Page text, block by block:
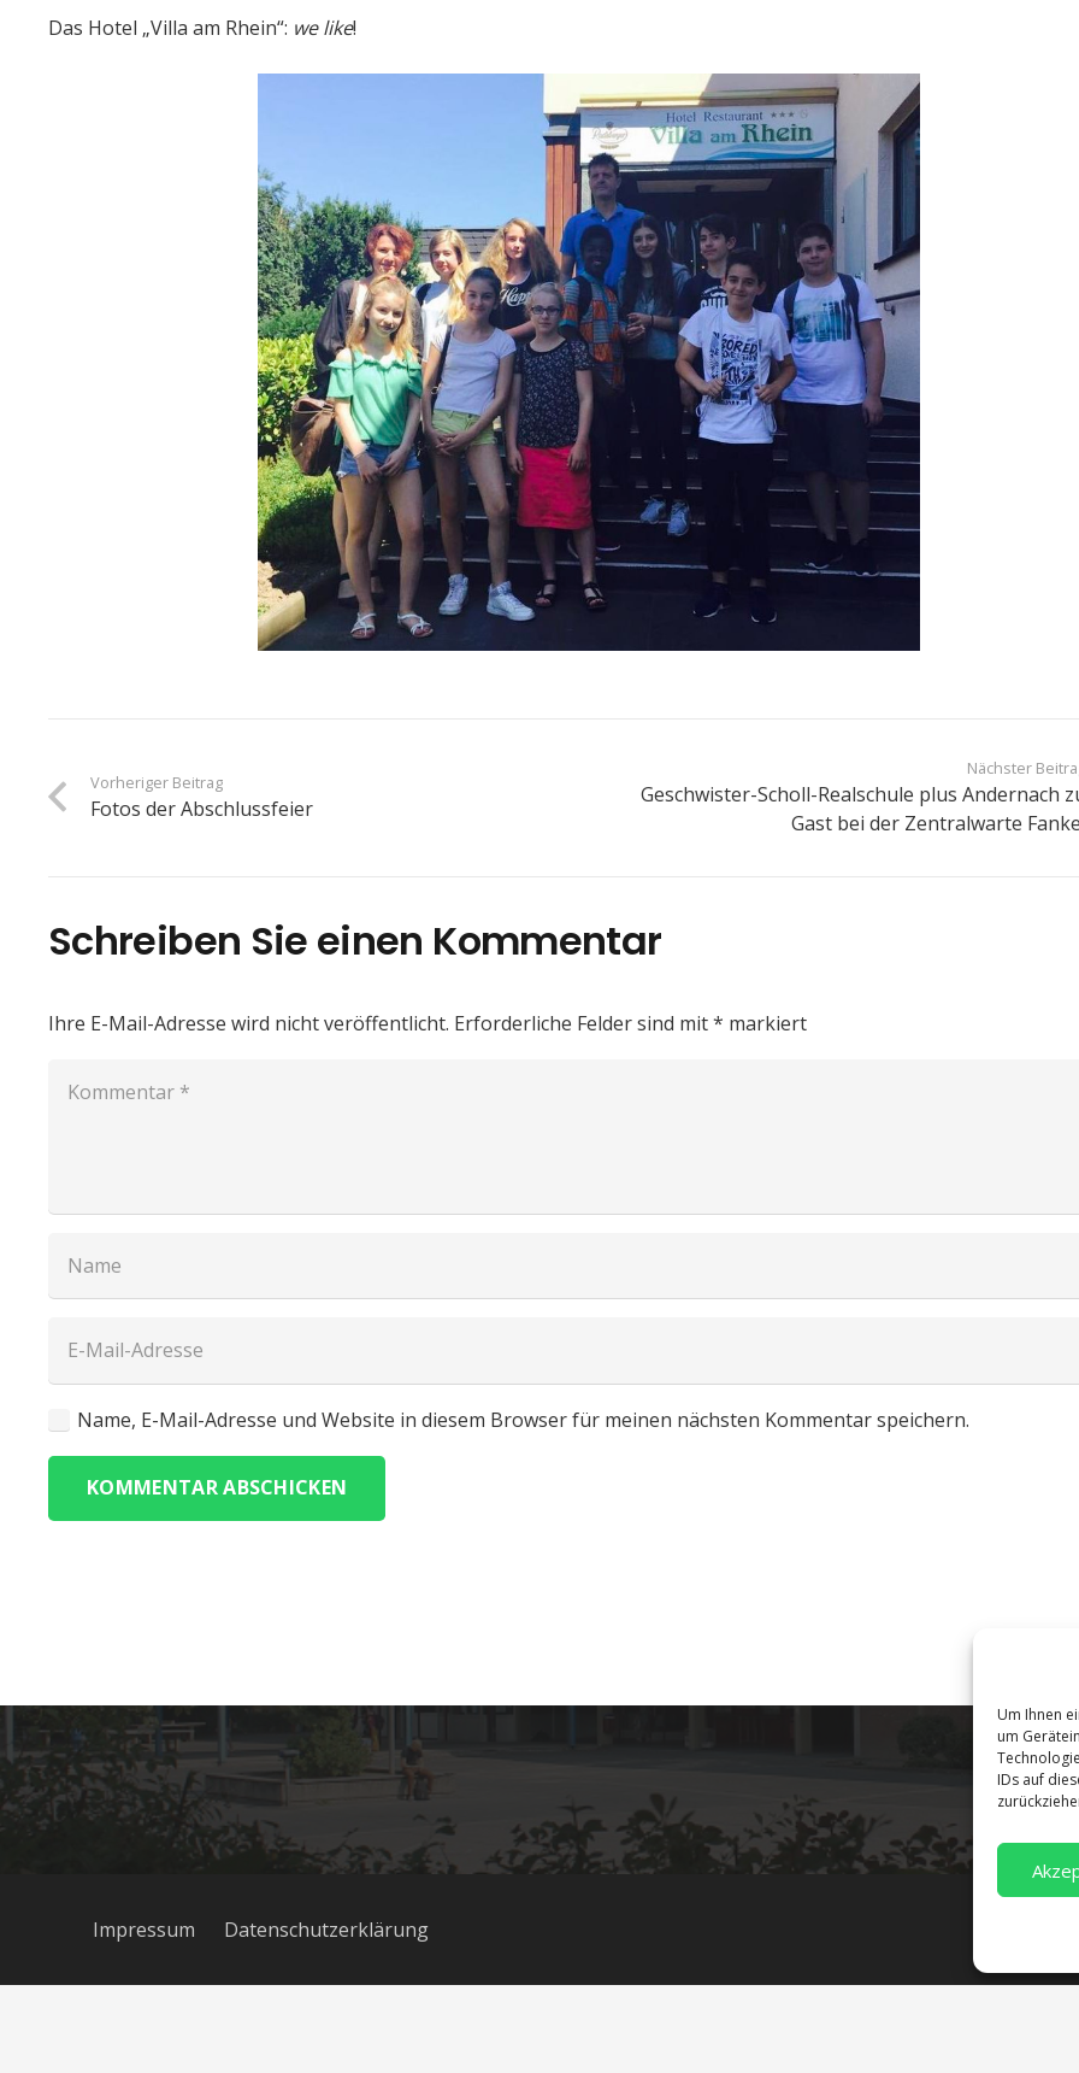
Um Ihnen
um
IDs auf
Das Hotel „Villa am Rhein“: we like!
Vorheriger Beitrag
Fotos der Abschlussfeier
Nächster
Geschwister-Scholl-Realschule plus Andernach
Gast bei der Zentralwarte
Schreiben Sie einen Kommentar
Ihre E-Mail-Adresse wird nicht veröffentlicht. Erforderliche Felder sind mit* markiert
Name, E-Mail-Adresse und Website in diesem Browser für meinen nächsten Kommentar speichern.
KOMMENTAR ABSCHICKEN
Adresse
Impressum Datenschutzerklärung